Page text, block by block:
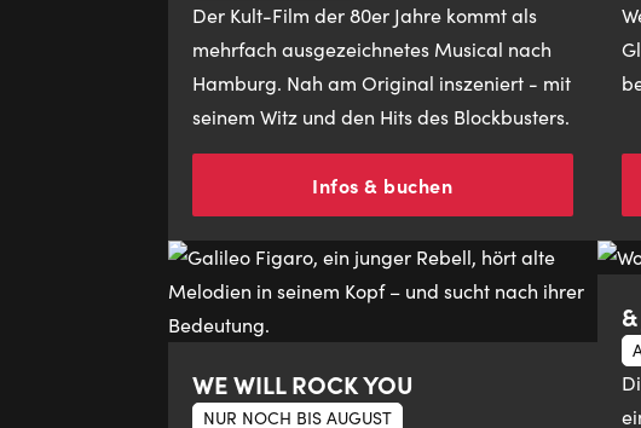
Der Kult-Film der 80er Jahre kommt als
mehrfach ausgezeichnetes Musical nach
Hamburg. Nah am Original inszeniert - mit
seinem Witz und den Hits des Blockbusters.
Infos & buchen
WE WILL ROCK YOU
NUR NOCH BIS AUGUST